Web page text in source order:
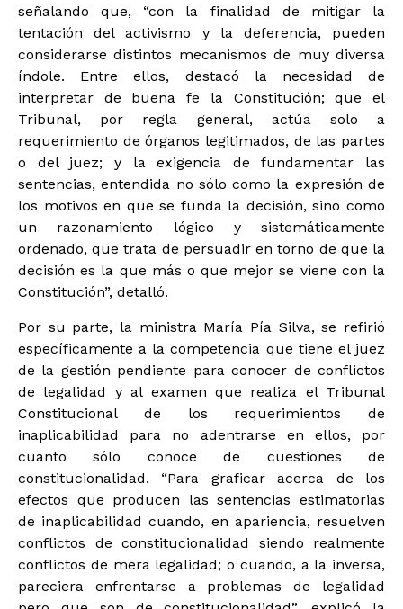
señalando que, “con la finalidad de mitigar la
tentación del activismo y la deferencia, pueden
considerarse distintos mecanismos de muy diversa
índole. Entre ellos, destacó la necesidad de
interpretar de buena fe la Constitución; que el
Tribunal, por regla general, actúa solo a
requerimiento de órganos legitimados, de las partes
o del juez; y la exigencia de fundamentar las
sentencias, entendida no sólo como la expresión de
los motivos en que se funda la decisión, sino como
un razonamiento lógico y sistemáticamente
ordenado, que trata de persuadir en torno de que la
decisión es la que más o que mejor se viene con la
Constitución”, detalló.
Por su parte, la ministra María Pía Silva, se refirió
específicamente a la competencia que tiene el juez
de la gestión pendiente para conocer de conflictos
de legalidad y al examen que realiza el Tribunal
Constitucional de los requerimientos de
inaplicabilidad para no adentrarse en ellos, por
cuanto sólo conoce de cuestiones de
constitucionalidad. “Para graficar acerca de los
efectos que producen las sentencias estimatorias
de inaplicabilidad cuando, en apariencia, resuelven
conflictos de constitucionalidad siendo realmente
conflictos de mera legalidad; o cuando, a la inversa,
pareciera enfrentarse a problemas de legalidad